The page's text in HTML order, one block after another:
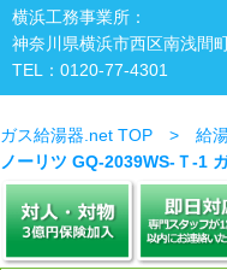
横浜工務事業所：
神奈川県横浜市西区南浅間
TEL：0120-77-4301
ガス給湯器.net TOP > 給
ノーリツ GQ-2039WS-Ｔ-1